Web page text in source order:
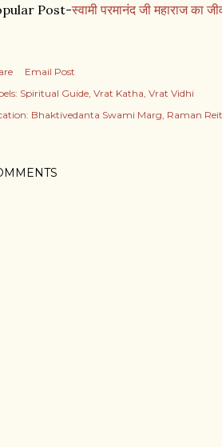
Post-स्वामी परमानंद जी महाराज का
Email Post
Spiritual Guide Vrat Katha ​Vrat Vidhi
Bhaktivedanta Swami Marg, Raman